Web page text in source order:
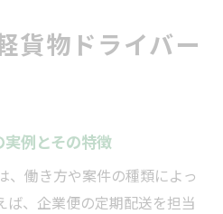
貨物ドライバー
例とその特徴
、働き方や案件の種類によっ
ば、企業便の定期配送を担当